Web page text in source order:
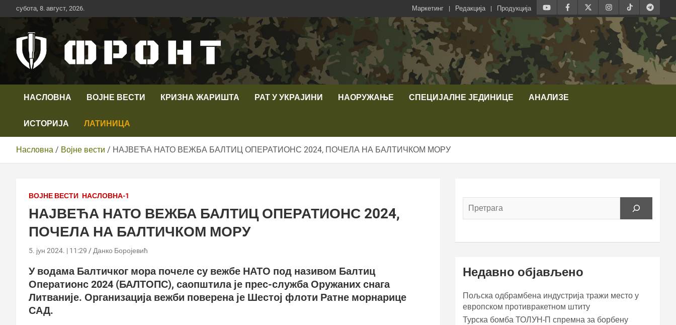
Скип
то
субота, 8. август, 2026. Маркетинг Редакција Продукција
Телевизија ФРОНТ
НАСЛОВНА ВОЈНЕ ВЕСТИ КРИЗНА ЖАРИШТА РАТ У УКРАЈИНИ НАОРУЖАЊЕ СПЕЦИЈАЛНЕ ЈЕДИНИЦЕ АНАЛИЗЕ
ИСТОРИЈА ЛАТИНИЦА
Насловна Војне вести НАЈВЕЋА НАТО ВЕЖБА БАЛТИЦ ОПЕРАТИОНС 2024, ПОЧЕЛА НА БАЛТИЧКОМ МОРУ
ВОЈНЕ ВЕСТИ НАСЛОВНА-1
НАЈВЕЋА НАТО ВЕЖБА БАЛТИЦ ОПЕРАТИОНС 2024,
ПОЧЕЛА НА БАЛТИЧКОМ МОРУ
5. јун 2024. | 11:29 Данко Боројевић
У водама Балтичког мора почеле су вежбе НАТО под називом Балтиц
Оператионс 2024 (БАЛТОПС), саопштила је прес-служба Оружаних снага
Литваније. Организација вежби поверена је Шестој флоти Ратне морнарице
САД.
Недавно објављено
Пољска одбрамбена индустрија тражи место у
европском противракетном штиту
Турска бомба ТОЛУН-П спремна за борбену